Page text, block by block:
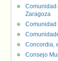
Comunidad
Zaragoza
Comunidad
Concordia,
Consejo